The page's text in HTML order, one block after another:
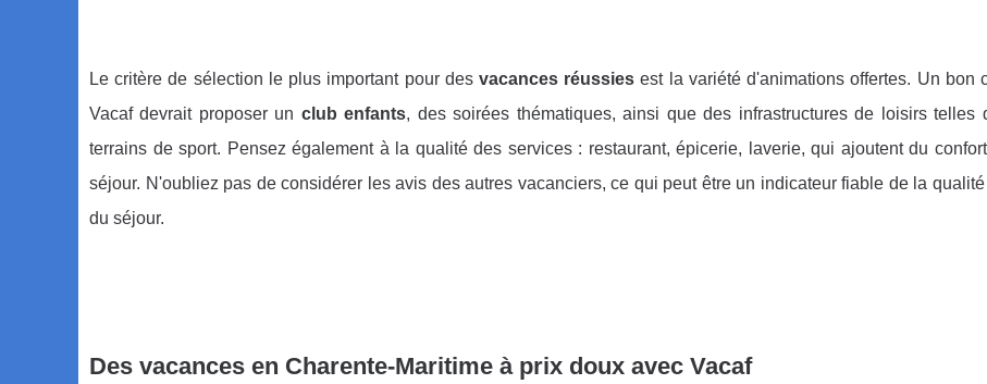
Le critère de sélection le plus important pour des vacances réussies est la variété d'animations offertes. Un bon
Vacaf devrait proposer un club enfants, des soirées thématiques, ainsi que des infrastructures de loisirs telles
terrains de sport. Pensez également à la qualité des services : restaurant, épicerie, laverie, qui ajoutent du
séjour. N'oubliez pas de considérer les avis des autres vacanciers, ce qui peut être un indicateur fiable de la
du séjour.
Des vacances en Charente-Maritime à prix doux avec Vacaf